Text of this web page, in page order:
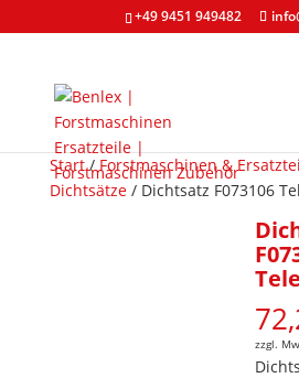
+49 9451 949482
Start/Forstmaschinen &
Dichtsätze/ Dichtsatz F073106
zzgl.